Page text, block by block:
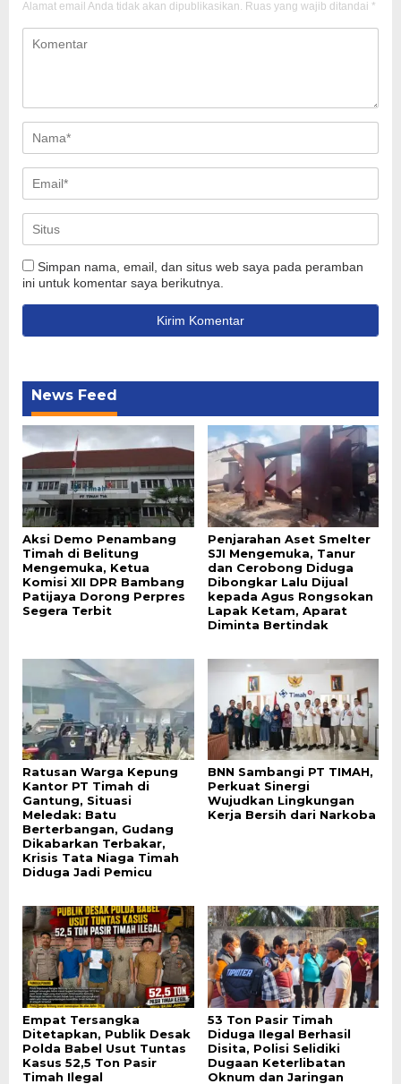
Alamat email Anda tidak akan dipublikasikan. Ruas yang wajib ditandai *
Simpan nama, email, dan situs web saya pada peramban
ini untuk komentar saya berikutnya.
News Feed
Aksi Demo Penambang
Timah di Belitung
Mengemuka, Ketua
Komisi XII DPR Bambang
Patijaya Dorong Perpres
Segera Terbit
Penjarahan Aset Smelter
SJI Mengemuka, Tanur
dan Cerobong Diduga
Dibongkar Lalu Dijual
kepada Agus Rongsokan
Lapak Ketam, Aparat
Diminta Bertindak
Ratusan Warga Kepung
Kantor PT Timah di
Gantung, Situasi
Meledak: Batu
Berterbangan, Gudang
Dikabarkan Terbakar,
Krisis Tata Niaga Timah
Diduga Jadi Pemicu
BNN Sambangi PT TIMAH,
Perkuat Sinergi
Wujudkan Lingkungan
Kerja Bersih dari Narkoba
Empat Tersangka
Ditetapkan, Publik Desak
Polda Babel Usut Tuntas
Kasus 52,5 Ton Pasir
Timah Ilegal
53 Ton Pasir Timah
Diduga Ilegal Berhasil
Disita, Polisi Selidiki
Dugaan Keterlibatan
Oknum dan Jaringan